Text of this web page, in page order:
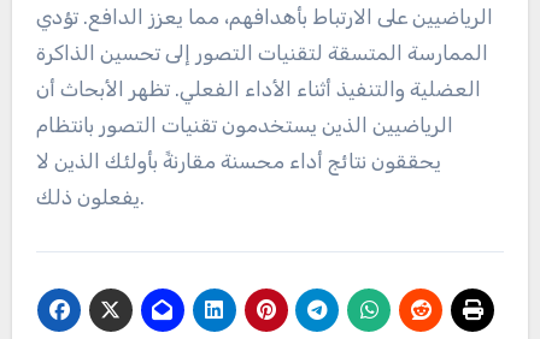
الرياضيين على الارتباط بأهدافهم، مما يعزز الدافع. تؤدي
الممارسة المتسقة لتقنيات التصور إلى تحسين الذاكرة
العضلية والتنفيذ أثناء الأداء الفعلي. تظهر الأبحاث أن
الرياضيين الذين يستخدمون تقنيات التصور بانتظام
يحققون نتائج أداء محسنة مقارنةً بأولئك الذين لا
يفعلون ذلك.